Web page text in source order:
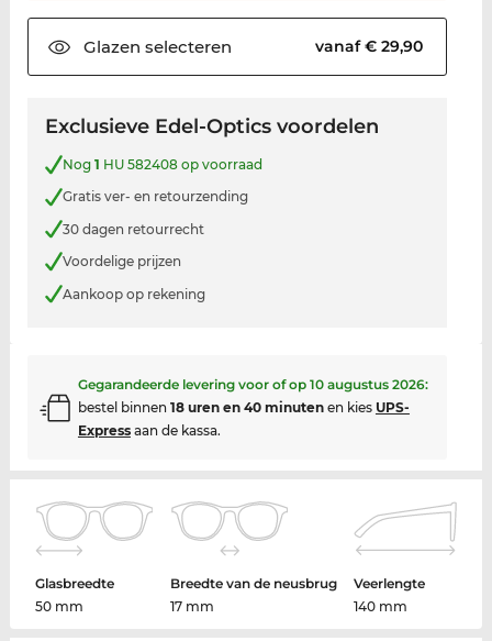
Glazen selecteren vanaf € 29,90
Exclusieve Edel-Optics voordelen
Nog 1 HU 582408 op voorraad
Gratis ver- en retourzending
30 dagen retourrecht
Voordelige prijzen
Aankoop op rekening
Gegarandeerde levering voor of op 10 augustus 2026:
bestel binnen 18 uren en 40 minutenen kies UPS-
Expressaan de kassa.
Glasbreedte
50 mm
Breedte van de neusbrug
17 mm
Veerlengte
140 mm